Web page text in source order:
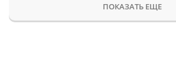
ПОКАЗАТЬ ЕЩЕ